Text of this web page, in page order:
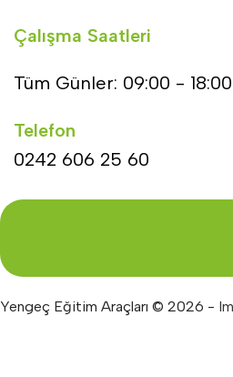
Çalışma Saatleri
Tüm Günler: 09:00 - 18:00
Telefon
0242 606 25 60
Yengeç Eğitim Araçları © 2026 -